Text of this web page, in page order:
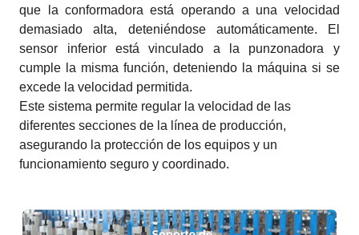
que la conformadora está operando a una velocidad
demasiado alta, deteniéndose automáticamente. El
sensor inferior está vinculado a la punzonadora y
cumple la misma función, deteniendo la máquina si se
excede la velocidad permitida.
Este sistema permite regular la velocidad de las
diferentes secciones de la línea de producción,
asegurando la protección de los equipos y un
funcionamiento seguro y coordinado.